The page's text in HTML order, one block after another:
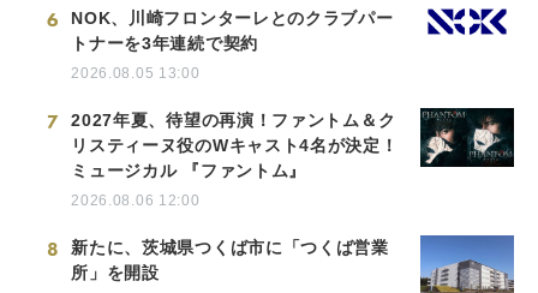
6
NOK、川崎フロンターレとのクラブパー
トナーを3年連続で契約
2026.08.05 13:00
7
2027年夏、待望の再演！ファントム＆ク
リスティーヌ役のWキャスト4名が決定！
ミュージカル 『ファントム』
2026.08.06 12:00
8
新たに、茨城県つくば市に「つくば営業
所」を開設